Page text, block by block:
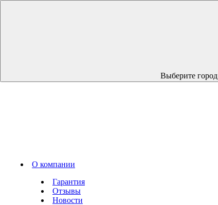
Выберите город
О компании
Гарантия
Отзывы
Новости